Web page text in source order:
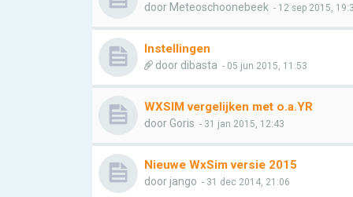
door Meteoschoonebeek - 12 sep 2015,
Instellingen
door dibasta - 05 jun 2015, 11:53
WXSIM vergelijken met o.a.YR
door Goris - 31 jan 2015, 12:43
Nieuwe WxSim versie 2015
doorjango - 31 dec 2014, 21:06